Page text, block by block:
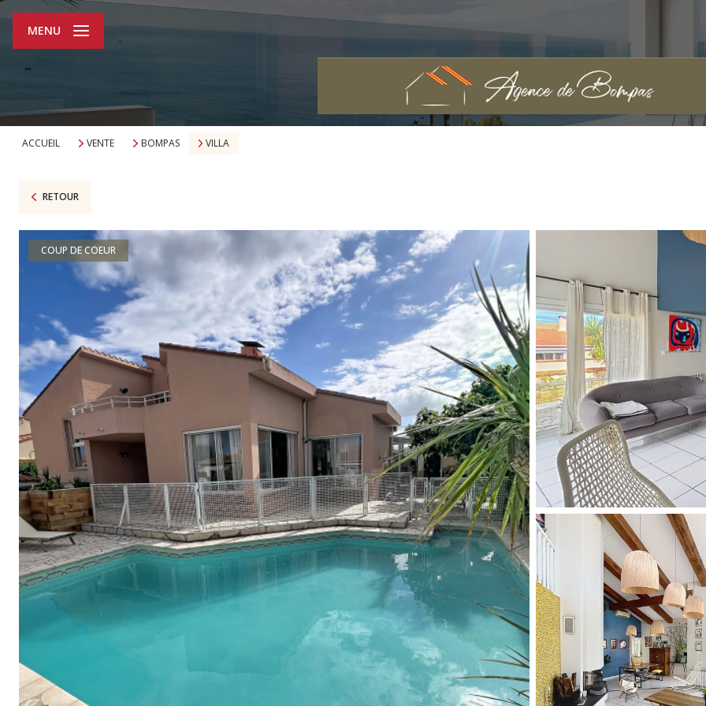
MENU
ACCUEIL VENTE BOMPAS VILLA
RETOUR
COUP DE COEUR